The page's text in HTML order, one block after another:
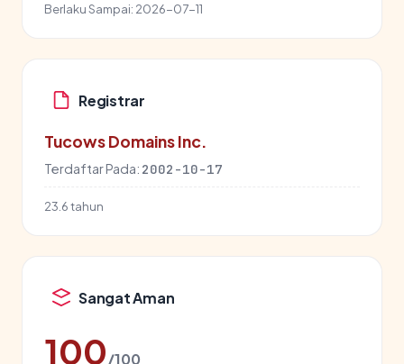
Berlaku Sampai: 2026-07-11
Registrar
Tucows Domains Inc.
Terdaftar Pada: 2002-10-17
23.6 tahun
Sangat Aman
100/100